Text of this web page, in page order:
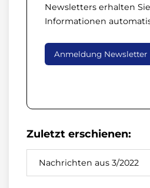
Newsletters erhalten
Informationen
Anmeldung Newsletter
Zuletzt erschienen:
Nachrichten aus 3/2022